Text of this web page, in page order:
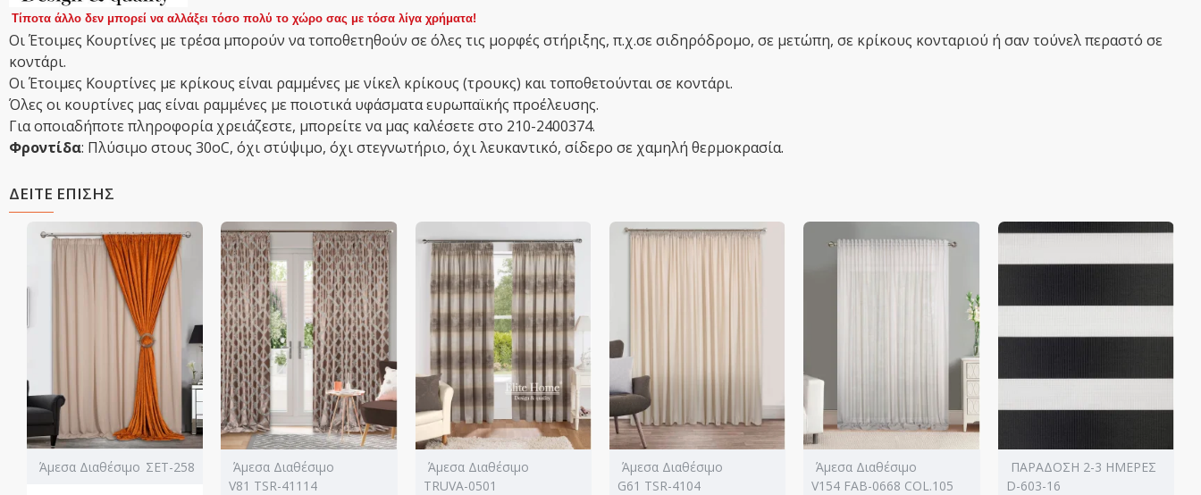
Τίποτα άλλο δεν μπορεί να αλλάξει τόσο πολύ το χώρο σας με τόσα λίγα χρήματα!
Οι Έτοιμες Κουρτίνες με τρέσα μπορούν να τοποθετηθούν σε όλες τις μορφές στήριξης, π.χ.σε σιδηρόδρομο, σε μετώπη, σε κρίκους κονταριού ή σαν τούνελ περαστό σε
κοντάρι.
Οι Έτοιμες Κουρτίνες με κρίκους είναι ραμμένες με νίκελ κρίκους (τρουκς) και τοποθετούνται σε κοντάρι.
Όλες οι κουρτίνες μας είναι ραμμένες με ποιοτικά υφάσματα ευρωπαϊκής προέλευσης.
Για οποιαδήποτε πληροφορία χρειάζεστε, μπορείτε να μας καλέσετε στο 210-2400374.
Φροντίδα: Πλύσιμο στους 30οC, όχι στύψιμο, όχι στεγνωτήριο, όχι λευκαντικό, σίδερο σε χαμηλή θερμοκρασία.
ΔΕΙΤΕ ΕΠΙΣΗΣ
Άμεσα Διαθέσιμο ΣΕΤ-258
Άμεσα Διαθέσιμο
V81 TSR-41114
Άμεσα Διαθέσιμο
TRUVA-0501
Άμεσα Διαθέσιμο
G61 TSR-4104
Άμεσα Διαθέσιμο
V154 FAB-0668 COL.105
ΠΑΡΑΔΟΣΗ 2-3 ΗΜΕΡΕΣ
D-603-16